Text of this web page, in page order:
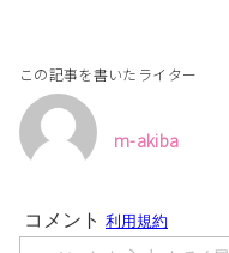
この記事を書いたライター
m-akiba